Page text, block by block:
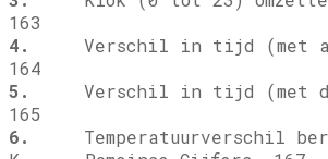
163
4.
Verschil in tijd (met
164
5.
Verschil in tijd (met
165
6.
Temperatuurverschil